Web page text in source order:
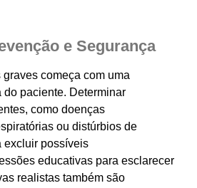
e Segurança
começa com uma
paciente. Determinar
como doenças
ou distúrbios de
excluir possíveis
educativas para esclarecer
realistas também são